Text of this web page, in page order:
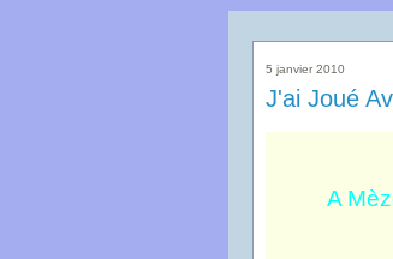
5 janvier 2010
J'ai Joué
A